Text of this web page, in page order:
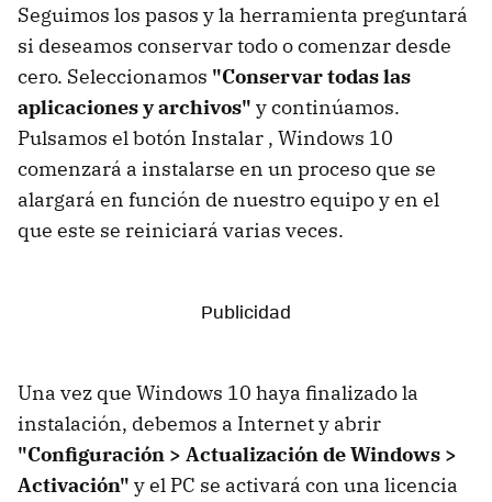
Seguimos los pasos y la herramienta preguntará
si deseamos conservar todo o comenzar desde
cero. Seleccionamos "Conservar todas las
aplicaciones y archivos" y continúamos.
Pulsamos el botón Instalar , Windows 10
comenzará a instalarse en un proceso que se
alargará en función de nuestro equipo y en el
que este se reiniciará varias veces.
Una vez que Windows 10 haya finalizado la
instalación, debemos a Internet y abrir
"Configuración > Actualización de Windows >
Activación" y el PC se activará con una licencia